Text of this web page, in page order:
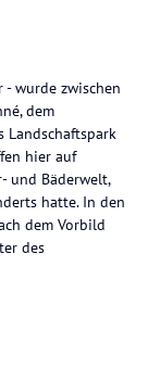
- wurde zwischen
dem
Landschaftspark
hier auf
und Bäderwelt,
hatte. In den
dem Vorbild
des